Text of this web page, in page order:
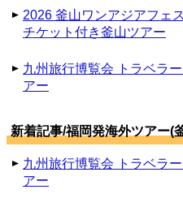
2026 釜山ワンアジアフェ
チケット付き釜山ツアー
九州旅行博覧会 トラベラ
アー
新着記事/福岡発海外ツアー(
九州旅行博覧会 トラベラ
アー